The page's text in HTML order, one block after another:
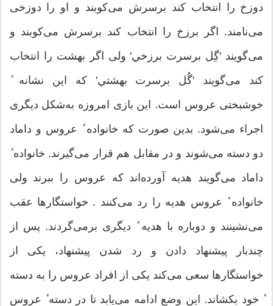
دوزخ را انتخاب کند برسرش مى‌کوبند و او را دوزخى
مى‌نامند. اگر برزخ را انتخاب کند برسرش مى‌کوبند و
مى‌گويند 'گِل برسرت برزخي' ولى اگر بهشت را انتخاب
کند مى‌گويند 'گُل برسرت بهشتي' که اين نشانه ٔ
خوشبختى عروس است. اين بازى امروزه به‌شکل ديگرى
اجراء مى‌شود. بدين صورت که خانواده ٔ عروس و داماد
دو دسته مى‌شوند و در مقابل هم قرار مى‌گيرند. خانواده ٔ
داماد مى‌گويند هديه آورده‌اند که عروس را ببرند ولى
خانواده ٔ عروس هديه را رد مى‌کنند . خواستگارها عقب
مى‌نشينند و دوباره با هديه ٔ ديگرى برمى‌گردند. پس از
چندبار پيشنهاد دادن و رد شدن پيشنهاد، يکى از
خواستگارها سعى مى‌کند يکى از افراد عروس را به دسته
ٔ خود بکشاند. اين وضع ادامه مى‌يابد تا در دسته ٔ عروس